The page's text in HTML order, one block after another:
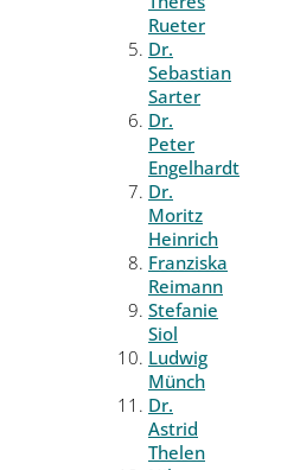
Rueter
Dr.
Sebastian
Sarter
Dr.
Peter
Engelhardt
Dr.
Moritz
Heinrich
Franziska
Reimann
Stefanie
Siol
Ludwig
Münch
Dr.
Astrid
Thelen